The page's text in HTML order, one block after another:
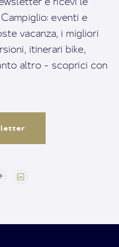
eventi e
vacanza, i migliori
itinerari bike,
altro - scoprici con